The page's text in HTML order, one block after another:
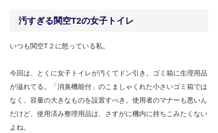
汚すぎる関空T2の女子トイレ
いつも関空T２に怒っている私。
今回は、とくに女子トイレが汚くてドン引き。ゴミ箱に生理用品
が溢れてる。「消臭機能付」のこましゃくれた小さいゴミ箱では
なく、容量の大きなものを設置すべき。使用者のマナーも悪いん
だけど、使用済み整理用品は、さすがに機内に持ちこみたくない
よね。